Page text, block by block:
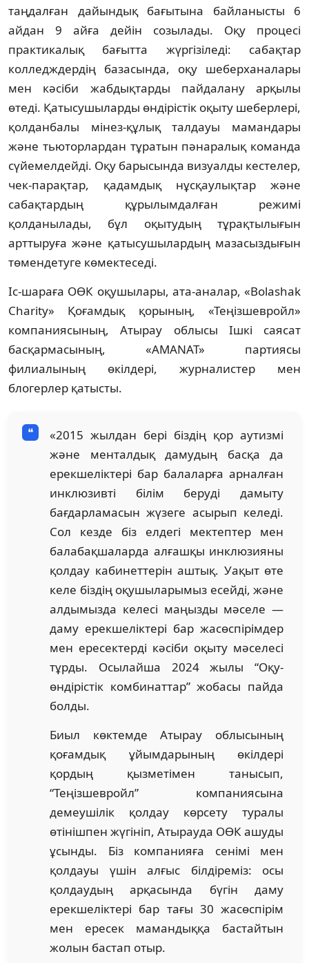
таңдалған дайындық бағытына байланысты 6
айдан 9 айға дейін созылады. Оқу процесі
практикалық бағытта жүргізіледі: сабақтар
колледждердің базасында, оқу шеберханалары
мен кәсіби жабдықтарды пайдалану арқылы
өтеді. Қатысушыларды өндірістік оқыту шеберлері,
қолданбалы мінез-құлық талдауы мамандары
және тьюторлардан тұратын пәнаралық команда
сүйемелдейді. Оқу барысында визуалды кестелер,
чек-парақтар, қадамдық нұсқаулықтар және
сабақтардың құрылымдалған режимі
қолданылады, бұл оқытудың тұрақтылығын
арттыруға және қатысушылардың мазасыздығын
төмендетуге көмектеседі.
Іс-шараға ОӨК оқушылары, ата-аналар, «Bolashak
Charity» Қоғамдық қорының, «Теңізшевройл»
компаниясының, Атырау облысы Ішкі саясат
басқармасының, «AMANAT» партиясы
филиалының өкілдері, журналистер мен
блогерлер қатысты.
«2015 жылдан бері біздің қор аутизмі
және менталдық дамудың басқа да
ерекшеліктері бар балаларға арналған
инклюзивті білім беруді дамыту
бағдарламасын жүзеге асырып келеді.
Сол кезде біз елдегі мектептер мен
балабақшаларда алғашқы инклюзияны
қолдау кабинеттерін аштық. Уақыт өте
келе біздің оқушыларымыз есейді, және
алдымызда келесі маңызды мәселе —
даму ерекшеліктері бар жасөспірімдер
мен ересектерді кәсіби оқыту мәселесі
тұрды. Осылайша 2024 жылы “Оқу-
өндірістік комбинаттар” жобасы пайда
болды.
Биыл көктемде Атырау облысының
қоғамдық ұйымдарының өкілдері
қордың қызметімен танысып,
“Теңізшевройл” компаниясына
демеушілік қолдау көрсету туралы
өтінішпен жүгініп, Атырауда ОӨК ашуды
ұсынды. Біз компанияға сенімі мен
қолдауы үшін алғыс білдіреміз: осы
қолдаудың арқасында бүгін даму
ерекшеліктері бар тағы 30 жасөспірім
мен ересек мамандыққа бастайтын
жолын бастап отыр.